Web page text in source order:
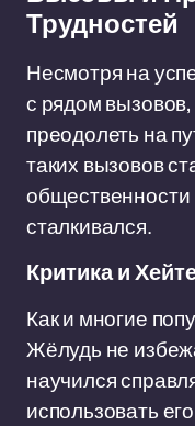
Трудностей
Несмотря на
с рядом
преодолеть на
таких вызовов
общественности
сталкивался.
Критика и
Как и многие
Жёлудь не
научился
использовать